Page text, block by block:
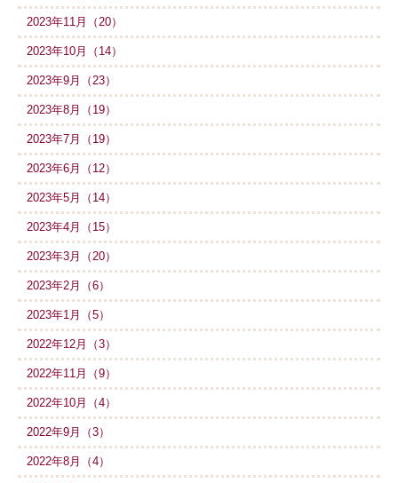
2023年11月（20）
2023年10月（14）
2023年9月（23）
2023年8月（19）
2023年7月（19）
2023年6月（12）
2023年5月（14）
2023年4月（15）
2023年3月（20）
2023年2月（6）
2023年1月（5）
2022年12月（3）
2022年11月（9）
2022年10月（4）
2022年9月（3）
2022年8月（4）